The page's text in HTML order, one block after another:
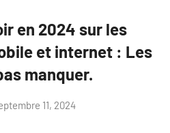
en 2024 sur les
et internet : Les
manquer.
11, 2024